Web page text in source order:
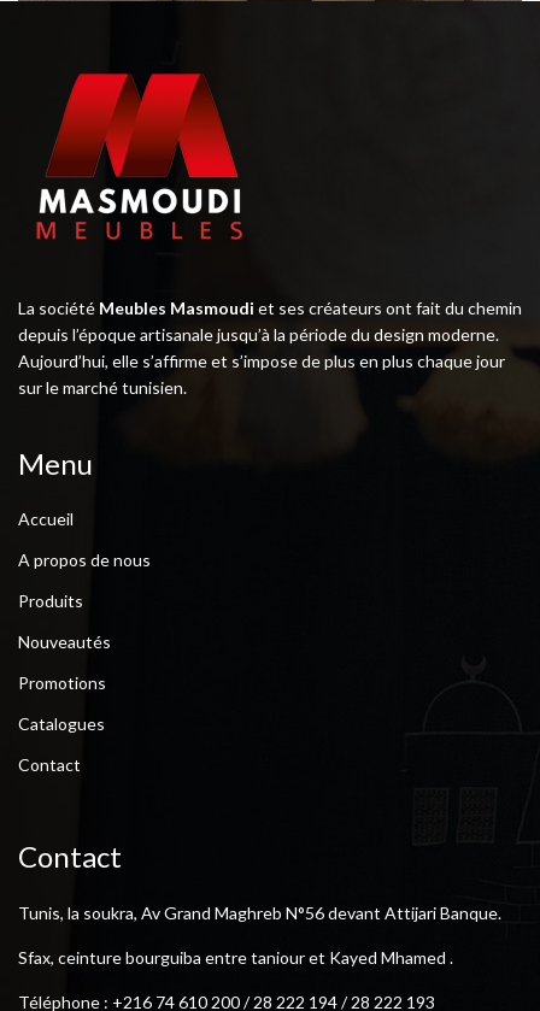
La société Meubles Masmoudi et ses créateurs ont fait du chemin
depuis l’époque artisanale jusqu’à la période du design moderne.
Aujourd’hui, elle s’affirme et s’impose de plus en plus chaque jour
sur le marché tunisien.
Menu
Accueil
A propos de nous
Produits
Nouveautés
Promotions
Catalogues
Contact
Contact
Tunis, la soukra, Av Grand Maghreb N°56 devant Attijari Banque.
Sfax, ceinture bourguiba entre taniour et Kayed Mhamed .
Téléphone : +216 74 610 200 / 28 222 194 / 28 222 193